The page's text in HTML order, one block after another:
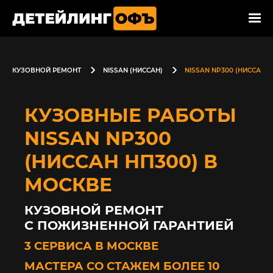
КУЗОВНОЙ РЕМОНТ NISSAN (НИССАН) NISSAN NP300 (НИССАН
КУЗОВНЫЕ РАБОТЫ
NISSAN NP300
(НИССАН НП300) В
МОСКВЕ
КУЗОВНОЙ РЕМОНТ
С ПОЖИЗНЕННОЙ ГАРАНТИЕЙ
3 СЕРВИСА В МОСКВЕ
МАСТЕРА СО СТАЖЕМ БОЛЕЕ 10